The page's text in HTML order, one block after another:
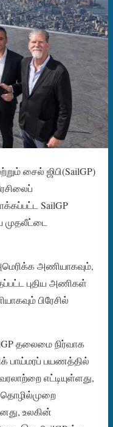
சைல் ஜிபி(SailGP)
SailGP
அணியாகவும்,
புதிய அணிகள்
பிரேசில்
தலைமை நிர்வாக
பாய்மரப் பயணத்தில்
எட்டியுள்ளது,
உலகின்